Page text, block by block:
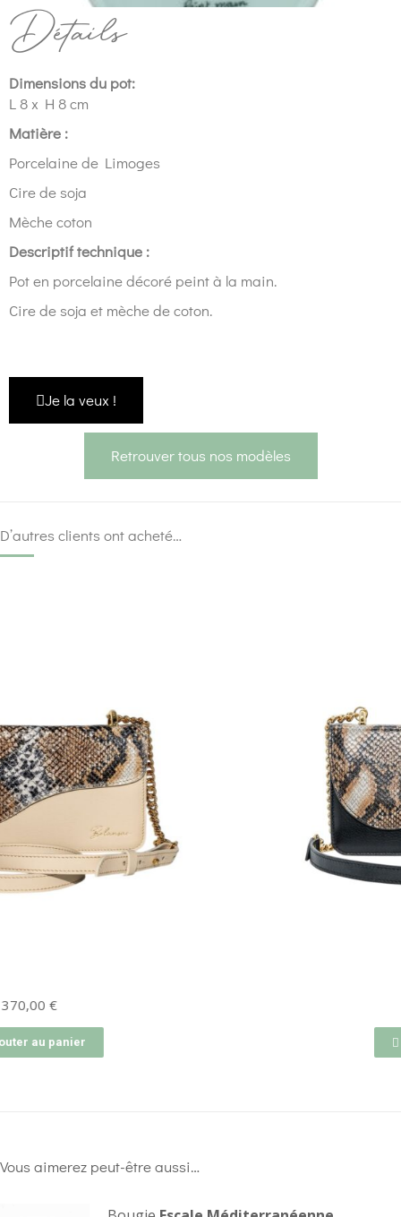
Détails
Dimensions du pot:
L 8 x H 8 cm
Matière :
Porcelaine de Limoges
Cire de soja
Mèche coton
Descriptif technique :
Pot en porcelaine décoré peint à la main.
Cire de soja et mèche de coton.
Je la veux !
Retrouver tous nos modèles
D’autres clients ont acheté…
Vous aimerez peut-être aussi…